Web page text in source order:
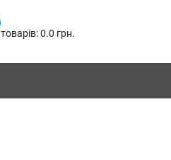
товарів: 0.0 грн.